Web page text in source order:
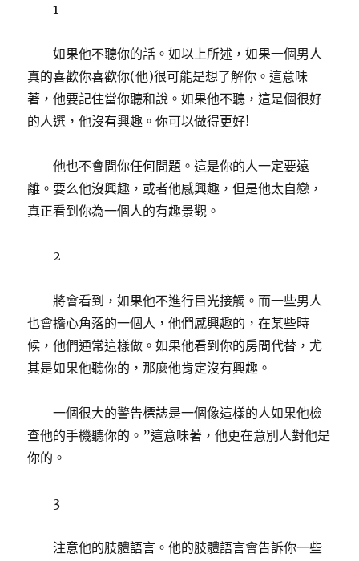
1
如果他不聽你的話。如以上所述，如果一個男人
真的喜歡你喜歡你(他)很可能是想了解你。這意味
著，他要記住當你聽和說。如果他不聽，這是個很好
的人選，他沒有興趣。你可以做得更好!
他也不會問你任何問題。這是你的人一定要遠
離。要么他沒興趣，或者他感興趣，但是他太自戀，
真正看到你為一個人的有趣景觀。
2
將會看到，如果他不進行目光接觸。而一些男人
也會擔心角落的一個人，他們感興趣的，在某些時
候，他們通常這樣做。如果他看到你的房間代替，尤
其是如果他聽你的，那麼他肯定沒有興趣。
一個很大的警告標誌是一個像這樣的人如果他檢
查他的手機聽你的。”這意味著，他更在意別人對他是
你的。
3
注意他的肢體語言。他的肢體語言會告訴你一些